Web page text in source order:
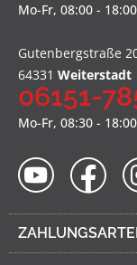
Mo-Fr, 08:00 -
Gutenbergstraße
64331 Weiterstadt
06151-
Mo-Fr, 08:30 -